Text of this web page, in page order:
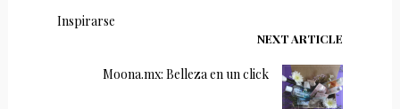
Inspirarse
NEXT ARTICLE
Moona.mx: Belleza en un click